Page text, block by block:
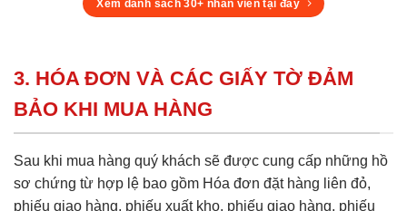
Xem danh sách 30+ nhân viên tại đây
3. HÓA ĐƠN VÀ CÁC GIẤY TỜ ĐẢM
BẢO KHI MUA HÀNG
Sau khi mua hàng quý khách sẽ được cung cấp những hồ
sơ chứng từ hợp lệ bao gồm Hóa đơn đặt hàng liên đỏ,
phiếu giao hàng, phiếu xuất kho, phiếu giao hàng, phiếu